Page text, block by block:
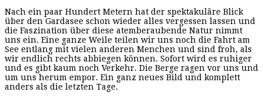
Nach ein paar Hundert Metern hat der spektakuläre Blick
über den Gardasee schon wieder alles vergessen lassen und
die Faszination über diese atemberaubende Natur nimmt
uns ein. Eine ganze Weile teilen wir uns noch die Fahrt am
See entlang mit vielen anderen Menchen und sind froh, als
wir endlich rechts abbiegen können. Sofort wird es ruhiger
und es gibt kaum noch Verkehr. Die Berge ragen vor uns und
um uns herum empor. Ein ganz neues Bild und komplett
anders als die letzten Tage.